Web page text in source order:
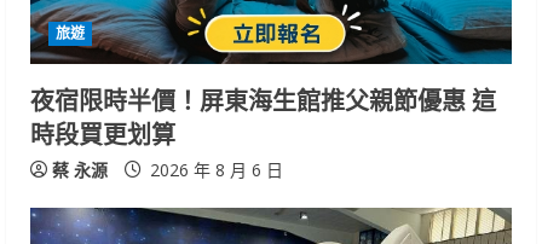
i
n
g
旅遊
夜宿限時半價！屏東海生館推父親節優惠 這
時段買更划算
蔡 永源 2026 年 8 月 6 日